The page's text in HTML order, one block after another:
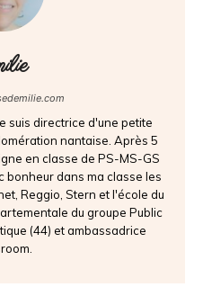
suis directrice d'une petite
nantaise. Après 5
en classe de PS-MS-GS
bonheur dans ma classe les
Reggio, Stern et l'école du
du groupe Public
(44) et ambassadrice